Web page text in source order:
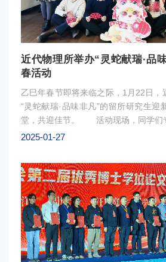
学生们参观了大阪大学博物馆，观看
茶艺文化展示。近代物理所代表团的
及RCNP现场书写了祝福书联，以书
了他们的国际视野，还通过理论与实
升了他们的实验技能。未来，中国科学
阪大学核物理研究中心将继续深化合作
的交流活动，也希望通过持续的学生互
国核科学事业的创新型人才。
近代物理所举办“灵蛇献瑞·品
春活动
乙巳年春节即将来临之际，1月22日，
“灵蛇献瑞·品味非凡”的留所研究生迎
堂，共迎佳节。 活动现场，同学们
兴奋展示各自的剪纸成果。现场洋溢着
年的美好期盼。随后，大家在咖啡师
拉花制作，感受咖啡制作的乐趣。
也热烈交流家乡的年俗，畅谈过去一年
感悟。活动中欢声笑语不断，同学们在
春节文化的底蕴和喜庆祥和的浓浓年
2 ：活动合影
2025-01-27